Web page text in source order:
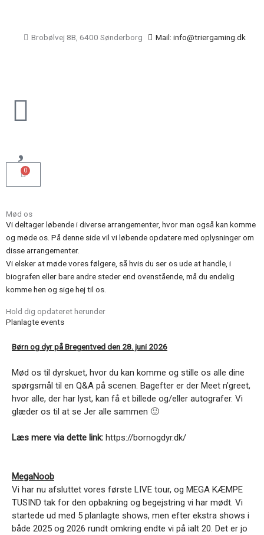
Brobølvej 8B, 6400 Sønderborg Mail: info@triergaming.dk
0
Kurv
Mød os
Vi deltager løbende i diverse arrangementer, hvor man også kan komme
og møde os. På denne side vil vi løbende opdatere med oplysninger om
disse arrangementer.
Vi elsker at møde vores følgere, så hvis du ser os ude at handle, i
biografen eller bare andre steder end ovenstående, må du endelig
komme hen og sige hej til os.
Hold dig opdateret herunder
Planlagte events
Børn og dyr på Bregentved den 28. juni 2026
Mød os til dyrskuet, hvor du kan komme og stille os alle dine
spørgsmål til en Q&A på scenen. Bagefter er der Meet n’greet,
hvor alle, der har lyst, kan få et billede og/eller autografer. Vi
glæder os til at se Jer alle sammen 🙂
Læs mere via dette link: https://bornogdyr.dk/
MegaNoob
Vi har nu afsluttet vores første LIVE tour, og MEGA KÆMPE
TUSIND tak for den opbakning og begejstring vi har mødt. Vi
startede ud med 5 planlagte shows, men efter ekstra shows i
både 2025 og 2026 rundt omkring endte vi på ialt 20. Det er jo